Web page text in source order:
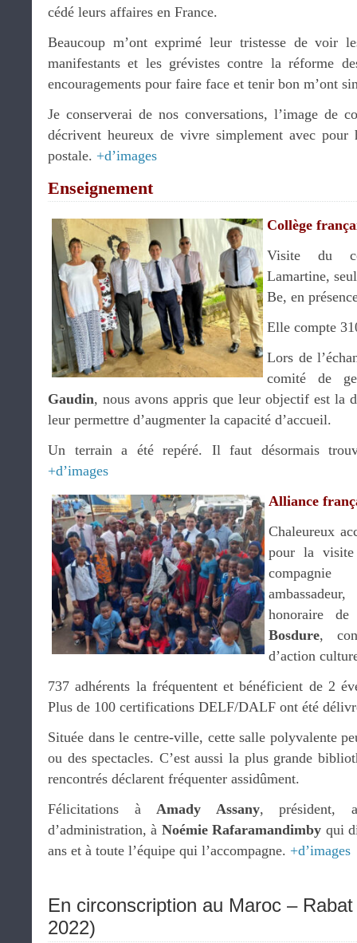
cédé leurs affaires en France.
Beaucoup m’ont exprimé leur tristesse de voir
manifestants et les grévistes contre la réforme
encouragements pour faire face et tenir bon m’ont
Je conserverai de nos conversations, l’image de
décrivent heureux de vivre simplement avec pour
postale. +d’images
Enseignement
Collège
Visite du
Lamartine,
Be, en
Elle compte
Lors de
comité de
Gaudin, nous avons appris que leur objectif est la
leur permettre d’augmenter la capacité d’accueil.
Un terrain a été repéré. Il faut désormais
+d’images
Alliance
Chaleureux
pour la visite
ambassadeur,
honoraire
Bosdure,
d’action
737 adhérents la fréquentent et bénéficient de 2
Plus de 100 certifications DELF/DALF ont été
Située dans le centre-ville, cette salle polyvalente
ou des spectacles. C’est aussi la plus grande
rencontrés déclarent fréquenter assidûment.
Félicitations à Amady Assany, président,
d’administration, à Noémie Rafaramandimby qui
ans et à toute l’équipe qui l’accompagne. +d’images
En circonscription au Maroc –
2022)